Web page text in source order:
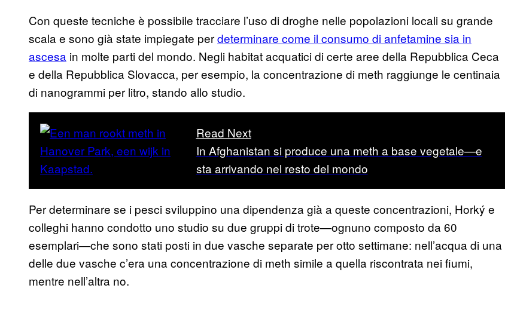
Con queste tecniche è possibile tracciare l’uso di droghe nelle popolazioni locali su grande
scala e sono già state impiegate perdeterminare come il consumo di anfetamine sia in
ascesa in molte parti del mondo. Negli habitat acquatici di certe aree della Repubblica Ceca
e della Repubblica Slovacca, per esempio, la concentrazione di meth raggiunge le centinaia
di nanogrammi per litro, stando allo studio.
Read Next
In Afghanistan si produce una meth a base vegetale—e
sta arrivando nel resto del mondo
Per determinare se i pesci sviluppino una dipendenza già a queste concentrazioni, Horký e
colleghi hanno condotto uno studio su due gruppi di trote—ognuno composto da 60
esemplari—che sono stati posti in due vasche separate per otto settimane: nell’acqua di una
delle due vasche c’era una concentrazione di meth simile a quella riscontrata nei fiumi,
mentre nell’altra no.